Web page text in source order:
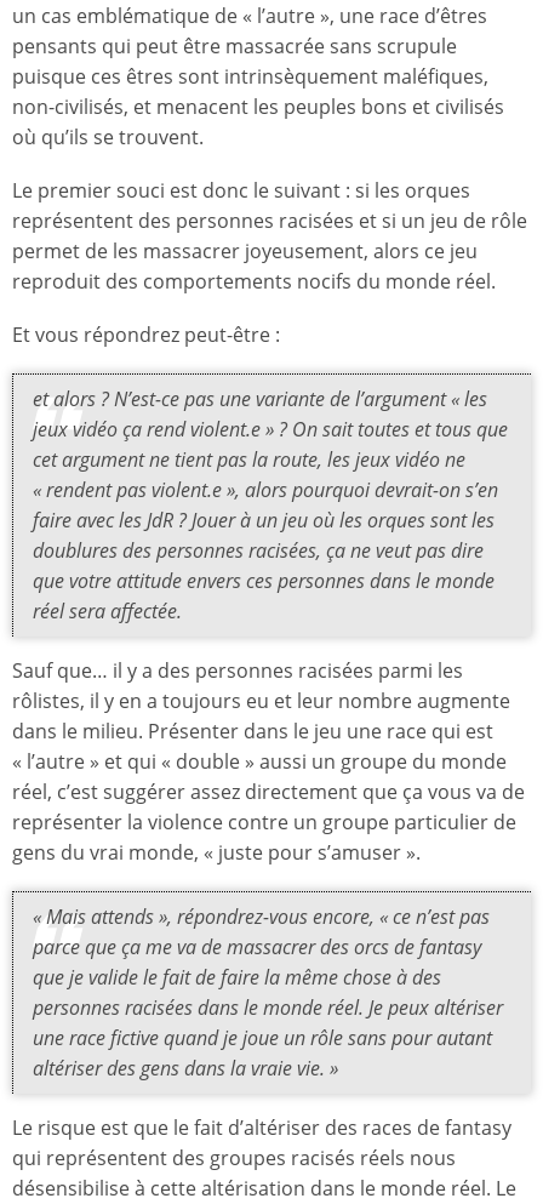
un cas emblématique de « l’autre », une race d’êtres
pensants qui peut être massacrée sans scrupule
puisque ces êtres sont intrinsèquement maléfiques,
non-civilisés, et menacent les peuples bons et civilisés
où qu’ils se trouvent.
Le premier souci est donc le suivant : si les orques
représentent des personnes racisées et si un jeu de rôle
permet de les massacrer joyeusement, alors ce jeu
reproduit des comportements nocifs du monde réel.
Et vous répondrez peut-être :
et alors ? N’est-ce pas une variante de l’argument « les
jeux vidéo ça rend violent.e » ? On sait toutes et tous que
cet argument ne tient pas la route, les jeux vidéo ne
« rendent pas violent.e », alors pourquoi devrait-on s’en
faire avec les JdR ? Jouer à un jeu où les orques sont les
doublures des personnes racisées, ça ne veut pas dire
que votre attitude envers ces personnes dans le monde
réel sera affectée.
Sauf que… il y a des personnes racisées parmi les
rôlistes, il y en a toujours eu et leur nombre augmente
dans le milieu. Présenter dans le jeu une race qui est
« l’autre » et qui « double » aussi un groupe du monde
réel, c’est suggérer assez directement que ça vous va de
représenter la violence contre un groupe particulier de
gens du vrai monde, « juste pour s’amuser ».
« Mais attends », répondrez-vous encore, « ce n’est pas
parce que ça me va de massacrer des orcs de fantasy
que je valide le fait de faire la même chose à des
personnes racisées dans le monde réel. Je peux altériser
une race fictive quand je joue un rôle sans pour autant
altériser des gens dans la vraie vie. »
Le risque est que le fait d’altériser des races de fantasy
qui représentent des groupes racisés réels nous
désensibilise à cette altérisation dans le monde réel. Le